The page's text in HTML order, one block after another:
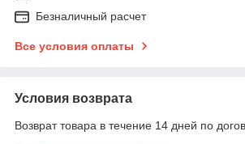
Безналичный расчет
Все условия оплаты
Условия возврата
Возврат товара в течение 14 дней по